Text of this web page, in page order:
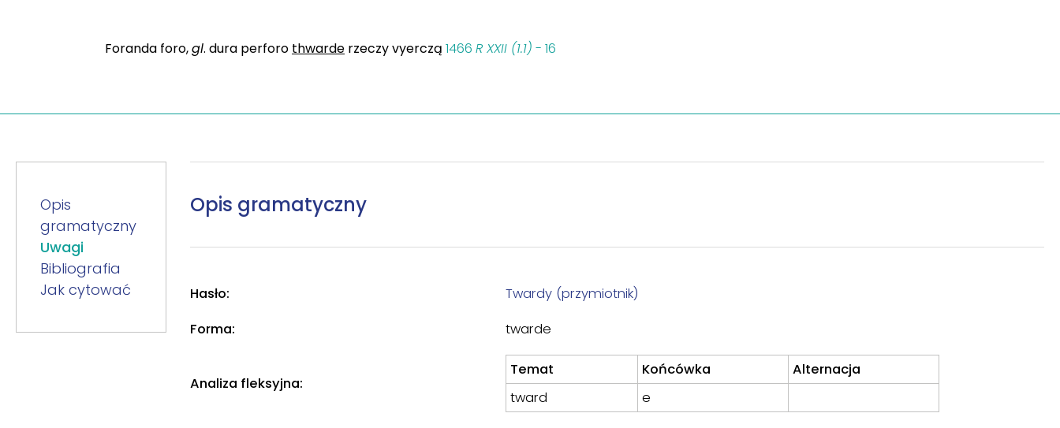
Foranda foro,gl. dura perforo thwarde rzeczy vyerczą 1466 R XXII (1.1) - 16
Opis
gramatyczny
Uwagi
Bibliografia
Jak cytować
Opis gramatyczny
Hasło:
Twardy (przymiotnik)
Forma:
twarde
Analiza fleksyjna:
Temat Końcówka
Alternacja
tward
e